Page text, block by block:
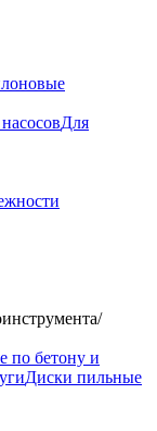
Для
/
по бетону и
Диски пильные